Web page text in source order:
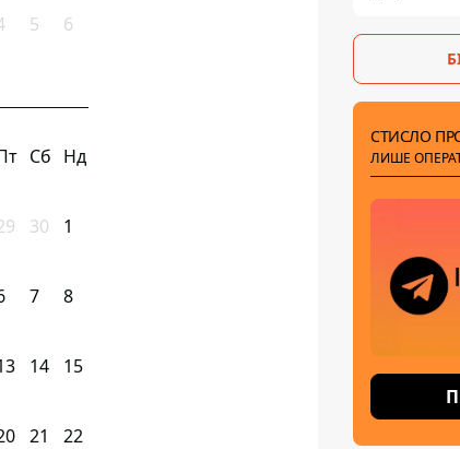
5 6
Сб Нд
30 1
7 8
14 15
21 22
СТИСЛО
ЛИШЕ